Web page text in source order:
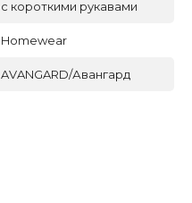
с короткими рукавами
Homewear
AVANGARD/Авангард